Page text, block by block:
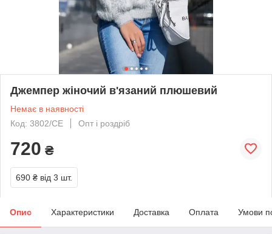
Джемпер жіночий в'язаний плюшевий
Немає в наявності
Код: 3802/СЕ
Опт і роздріб
720 ₴
690 ₴ від 3 шт.
Опис Характеристики Доставка Оплата Умови